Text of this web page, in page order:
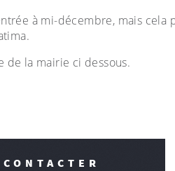
à mi-décembre, mais cela
de la mairie ci dessous.